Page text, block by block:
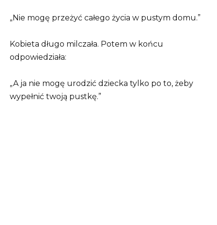
„Nie mogę przeżyć całego życia w pustym domu.”
Kobieta długo milczała. Potem w końcu
odpowiedziała:
„A ja nie mogę urodzić dziecka tylko po to, żeby
wypełnić twoją pustkę.”